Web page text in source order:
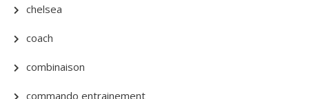
chelsea
coach
combinaison
commando entrainement